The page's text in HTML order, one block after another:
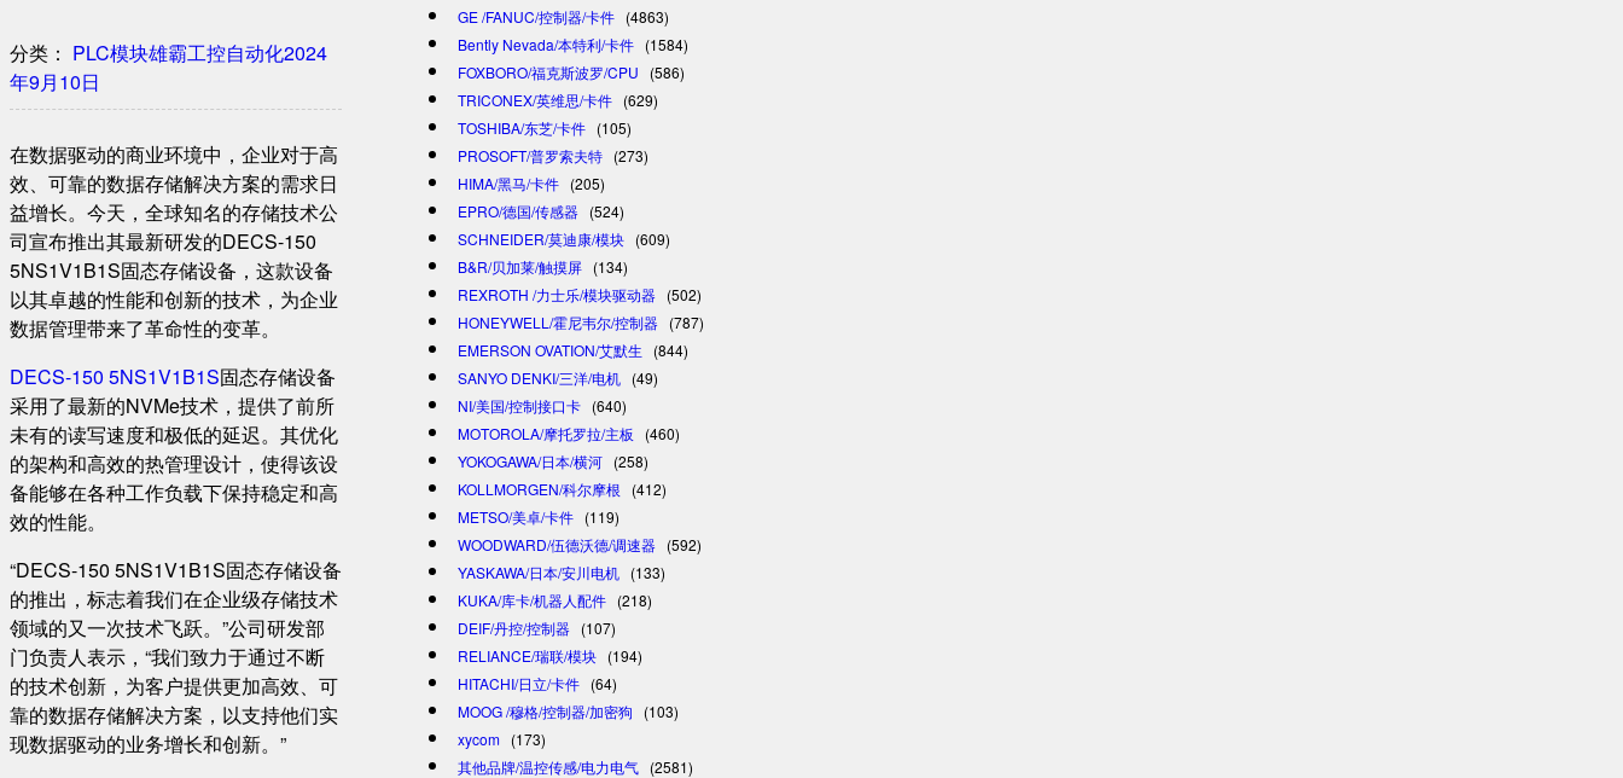
分类： PLC模块雄霸工控自动化2024
年9月10日
在数据驱动的商业环境中，企业对于高
效、可靠的数据存储解决方案的需求日
益增长。今天，全球知名的存储技术公
司宣布推出其最新研发的DECS-150
5NS1V1B1S固态存储设备，这款设备
以其卓越的性能和创新的技术，为企业
数据管理带来了革命性的变革。
DECS-150 5NS1V1B1S固态存储设备
采用了最新的NVMe技术，提供了前所
未有的读写速度和极低的延迟。其优化
的架构和高效的热管理设计，使得该设
备能够在各种工作负载下保持稳定和高
效的性能。
“DECS-150 5NS1V1B1S固态存储设备
的推出，标志着我们在企业级存储技术
领域的又一次技术飞跃。”公司研发部
门负责人表示，“我们致力于通过不断
的技术创新，为客户提供更加高效、可
靠的数据存储解决方案，以支持他们实
现数据驱动的业务增长和创新。”
GE /FANUC/控制器/卡件 (4863)
Bently Nevada/本特利/卡件 (1584)
FOXBORO/福克斯波罗/CPU
(586)
TRICONEX/英维思/卡件 (629)
TOSHIBA/东芝/卡件 (105)
PROSOFT/普罗索夫特 (273)
HIMA/黑马/卡件 (205)
EPRO/德国/传感器 (524)
SCHNEIDER/莫迪康/模块 (609)
B&R/贝加莱/触摸屏 (134)
REXROTH /力士乐/模块驱动器 (502)
HONEYWELL/霍尼韦尔/控制器 (787)
EMERSON OVATION/艾默生
(844)
SANYO DENKI/三洋/电机 (49)
NI/美国/控制接口卡 (640)
MOTOROLA/摩托罗拉/主板
(460)
YOKOGAWA/日本/横河 (258)
KOLLMORGEN/科尔摩根
(412)
METSO/美卓/卡件 (119)
WOODWARD/伍德沃德/调速器 (592)
YASKAWA/日本/安川电机 (133)
KUKA/库卡/机器人配件 (218)
DEIF/丹控/控制器 (107)
RELIANCE/瑞联/模块 (194)
HITACHI/日立/卡件 (64)
MOOG /穆格/控制器/加密狗
(103)
xycom (173)
其他品牌/温控传感/电力电气 (2581)